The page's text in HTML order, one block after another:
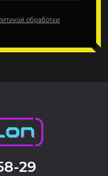
обработки
29